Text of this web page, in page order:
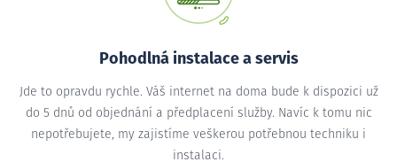
Pohodlná instalace a servis
Jde to opravdu rychle. Váš internet na doma bude k dispozici už
do 5 dnů od objednání a předplacení služby. Navíc k tomu nic
nepotřebujete, my zajistíme veškerou potřebnou techniku i
instalaci.